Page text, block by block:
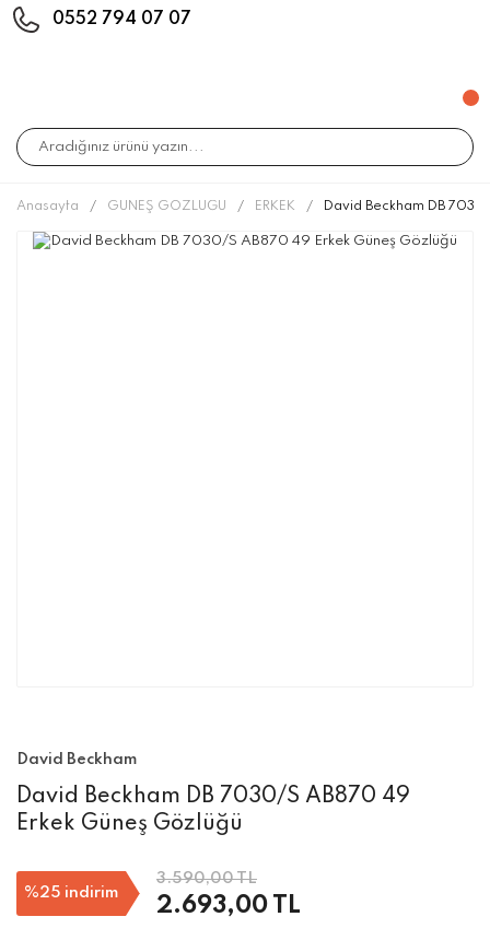
0552 794 07 07
Anasayfa GÜNEŞ GÖZLÜĞÜ ERKEK David Beckham DB
David Beckham
David Beckham DB 7030/S AB870 49
Erkek Güneş Gözlüğü
%25 indirim
3.590,00 TL
2.693,00 TL